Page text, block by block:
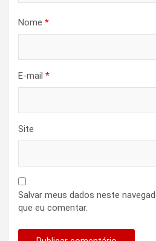
Nome *
E-mail *
Site
Salvar meus dados neste
que eu comentar.